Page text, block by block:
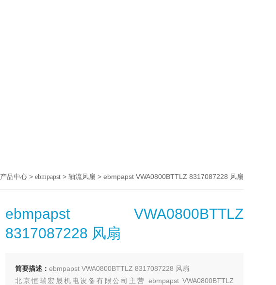
产品中心> ebmpapst> 轴流风扇 > ebmpapst VWA0800BTTLZ 8317087228 风扇
ebmpapst VWA0800BTTLZ
8317087228 风扇
简要描述：ebmpapst VWA0800BTTLZ 8317087228 风扇
北京恒瑞宏晟机电设备有限公司主营 ebmpapst VWA0800BTTLZ